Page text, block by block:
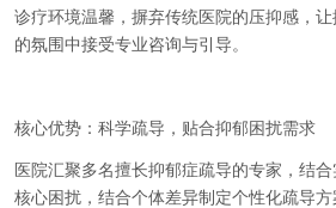
诊疗环境温馨，摒弃传统医院的压抑感，
的氛围中接受专业咨询与引导。
核心优势：科学疏导，贴合抑郁困扰需求
医院汇聚多名擅长抑郁症疏导的专家，结
核心困扰，结合个体差异制定个性化疏导